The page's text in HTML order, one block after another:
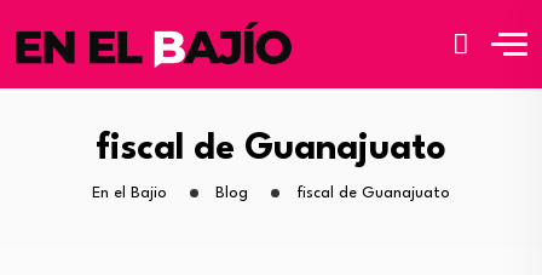
fiscal de Guanajuato
En el Bajio Blog fiscal de Guanajuato